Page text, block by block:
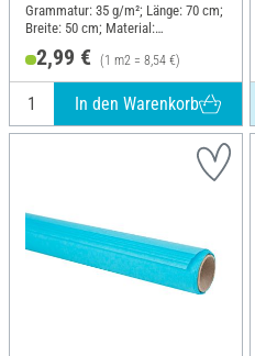
Grammatur: 35 g/m²; Länge: 70 cm;
Breite: 50 cm; Material:
2,99 € (1 m2 = 8,54 €)
In den Warenkorb